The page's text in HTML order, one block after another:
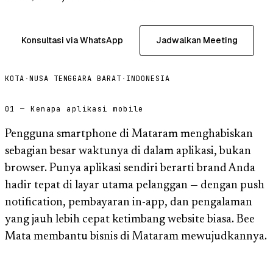
Konsultasi via WhatsApp Jadwalkan Meeting
KOTA ·NUSA TENGGARA BARAT · INDONESIA
01 — Kenapa aplikasi mobile
Pengguna smartphone di Mataram menghabiskan
sebagian besar waktunya di dalam aplikasi, bukan
browser. Punya aplikasi sendiri berarti brand Anda
hadir tepat di layar utama pelanggan — dengan push
notification, pembayaran in-app, dan pengalaman
yang jauh lebih cepat ketimbang website biasa. Bee
Mata membantu bisnis di Mataram mewujudkannya.